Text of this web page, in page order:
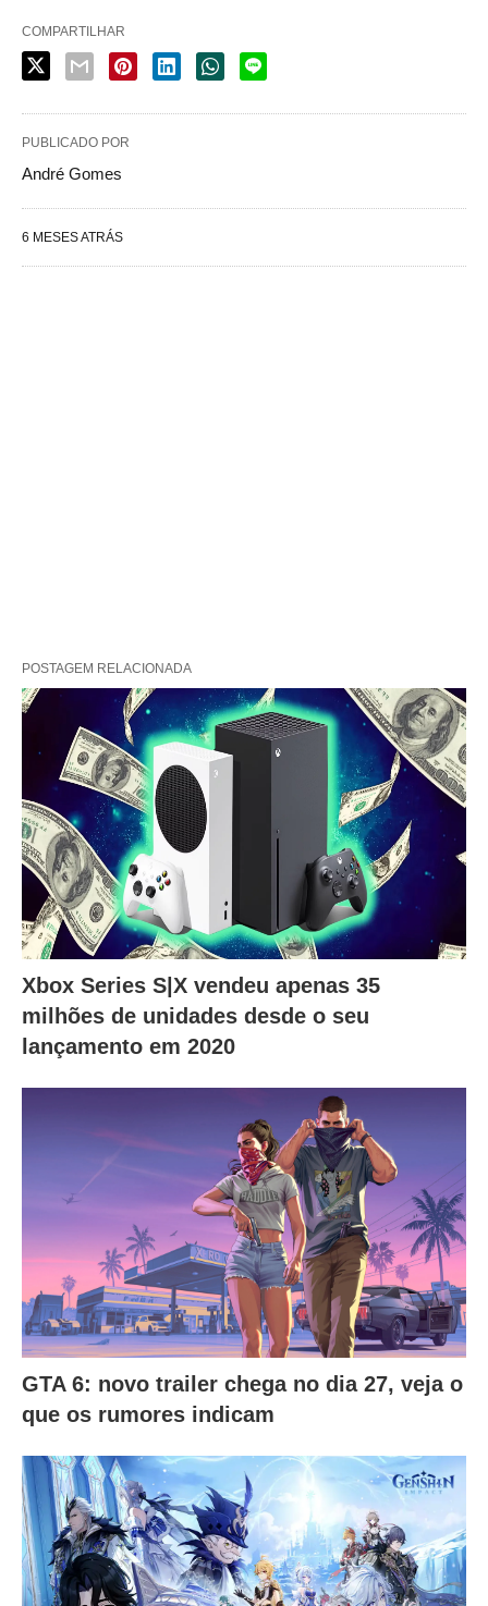
COMPARTILHAR
PUBLICADO POR
André Gomes
6 MESES ATRÁS
POSTAGEM RELACIONADA
Xbox Series S|X vendeu apenas 35
milhões de unidades desde o seu
lançamento em 2020
GTA 6: novo trailer chega no dia 27, veja o
que os rumores indicam